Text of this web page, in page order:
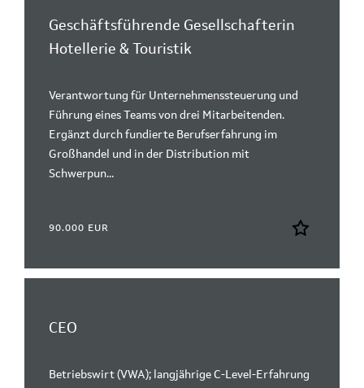
Geschäftsführende Gesellschafterin
Hotellerie & Touristik
Verantwortung für Unternehmenssteuerung und
Führung eines Teams von drei Mitarbeitenden.
Ergänzt durch fundierte Berufserfahrung im
Großhandel und in der Distribution mit
Schwerpun...
90.000 EUR
CEO
Betriebswirt (VWA); langjährige C-Level-Erfahrung